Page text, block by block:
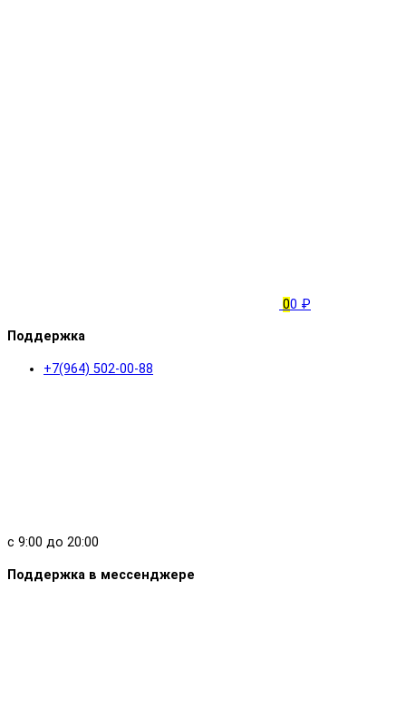
00 ₽
Поддержка
+7(964) 502-00-88
с 9:00 до 20:00
Поддержка в мессенджере